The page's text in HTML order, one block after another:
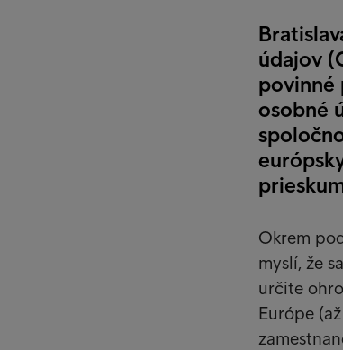
údajov
povinné
osobné
Okrem
myslí, že
určite
Európe